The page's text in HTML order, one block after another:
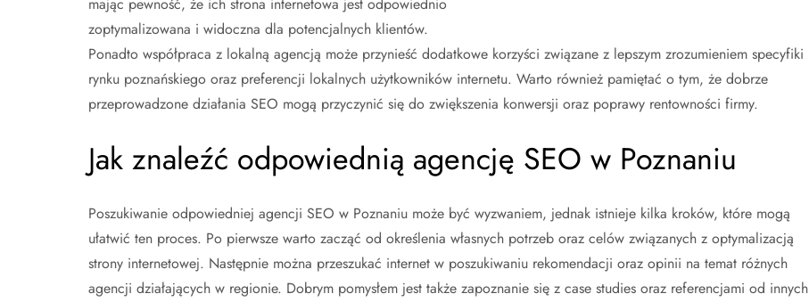
zoptymalizowana i widoczna dla potencjalnych klientów.
Ponadto współpraca z lokalną agencją może przynieść dodatkowe korzyści związane z lepszym zrozumieniem specyfiki
rynku poznańskiego oraz preferencji lokalnych użytkowników internetu. Warto również pamiętać o tym, że dobrze
przeprowadzone działania SEO mogą przyczynić się do zwiększenia konwersji oraz poprawy rentowności firmy.
Jak znaleźć odpowiednią agencję SEO w Poznaniu
Poszukiwanie odpowiedniej agencji SEO w Poznaniu może być wyzwaniem, jednak istnieje kilka kroków, które mogą
ułatwić ten proces. Po pierwsze warto zacząć od określenia własnych potrzeb oraz celów związanych z optymalizacją
strony internetowej. Następnie można przeszukać internet w poszukiwaniu rekomendacji oraz opinii na temat różnych
agencji działających w regionie. Dobrym pomysłem jest także zapoznanie się z case studies oraz referencjami od innych